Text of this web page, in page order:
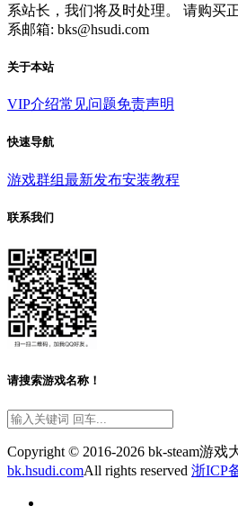
系站长，我们将及时处理。 请购买
系邮箱: bks@hsudi.com
关于本站
VIP介绍常见问题免责声明
快速导航
游戏群组最新发布安装教程
联系我们
请搜索游戏名称！
Copyright © 2016-2026 bk-steam游戏
bk.hsudi.comAll rights reserved 浙ICP